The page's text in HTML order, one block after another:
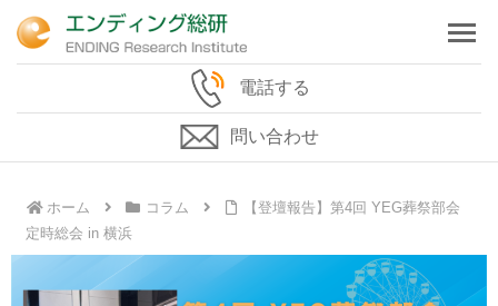
電話する
問い合わせ
ホーム コラム
【登壇報告】第4回 YEG葬祭部会
定時総会 in 横浜